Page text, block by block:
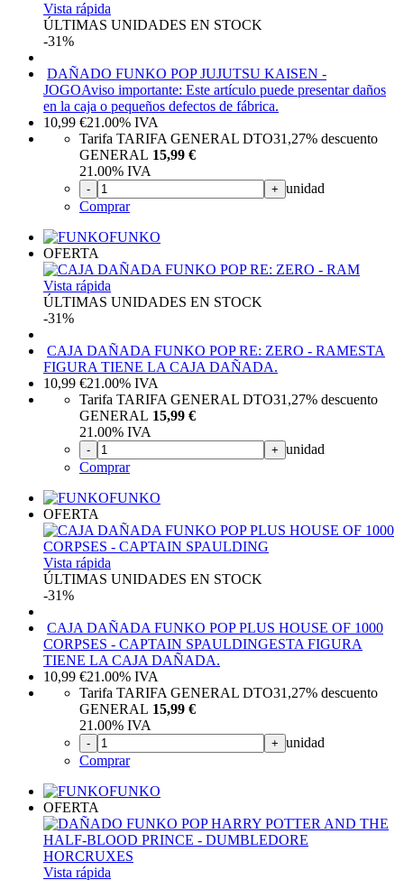
Vista rápida
ÚLTIMAS UNIDADES EN STOCK
-31%
DAÑADO FUNKO POP JUJUTSU KAISEN -
JOGOAviso importante: Este artículo puede presentar daños
en la caja o pequeños defectos de fábrica.
10,99 €21.00% IVA
Tarifa TARIFA GENERAL DTO31,27% descuento
GENERAL 15,99 €
21.00% IVA
- + unidad
Comprar
FUNKO
OFERTA
Vista rápida
ÚLTIMAS UNIDADES EN STOCK
-31%
CAJA DAÑADA FUNKO POP RE: ZERO - RAMESTA
FIGURA TIENE LA CAJA DAÑADA.
10,99 €21.00% IVA
Tarifa TARIFA GENERAL DTO31,27% descuento
GENERAL 15,99 €
21.00% IVA
- + unidad
Comprar
FUNKO
OFERTA
Vista rápida
ÚLTIMAS UNIDADES EN STOCK
-31%
CAJA DAÑADA FUNKO POP PLUS HOUSE OF 1000
CORPSES - CAPTAIN SPAULDINGESTA FIGURA
TIENE LA CAJA DAÑADA.
10,99 €21.00% IVA
Tarifa TARIFA GENERAL DTO31,27% descuento
GENERAL 15,99 €
21.00% IVA
- + unidad
Comprar
FUNKO
OFERTA
Vista rápida